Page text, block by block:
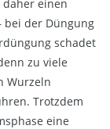
daher einen
bei der Düngung
schadet
zu viele
Wurzeln
Trotzdem
eine